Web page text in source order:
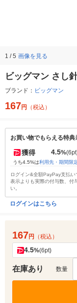
1 / 5 画像を見る
ビッグマン さし
ブランド： ビッグマン
167円 （税込）
お買い物でもらえる特典
獲得 4.5%
うち4.5%は利用先・期間限
ログイン&全額PayPay支払い
表示よりも実際の付与数、付
い。
ログインはこちら
167円 （税込）
4.5%(6pt)
在庫あり 数量